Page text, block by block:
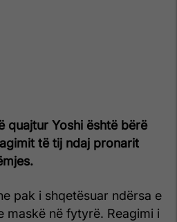
quajtur Yoshi është bërë
të tij ndaj pronarit
pak i shqetësuar ndërsa e
maskë në fytyrë. Reagimi i